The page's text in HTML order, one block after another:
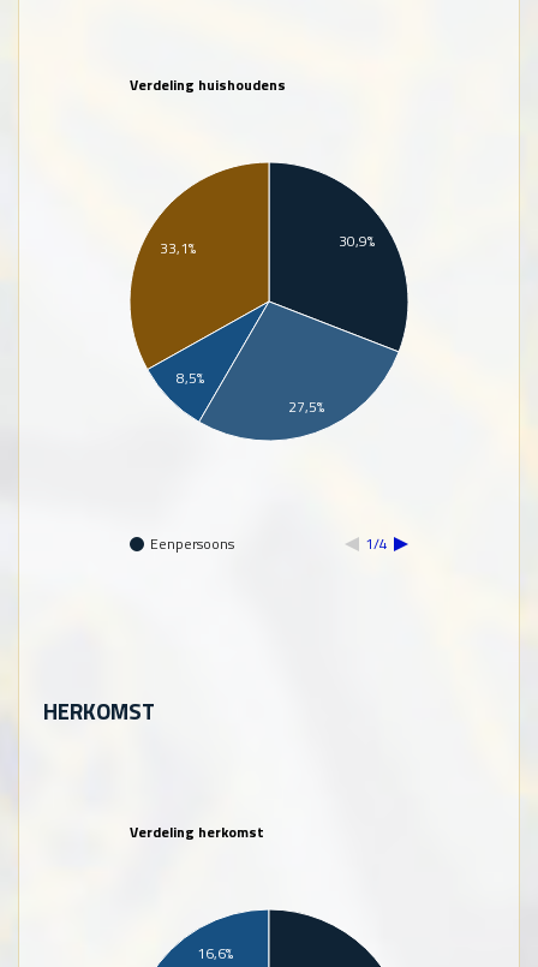
Verdeling huishoudens
Eenpersoons 1/4
30,9%
33,1%
8,5%
27,5%
HERKOMST
Verdeling herkomst
16,6%